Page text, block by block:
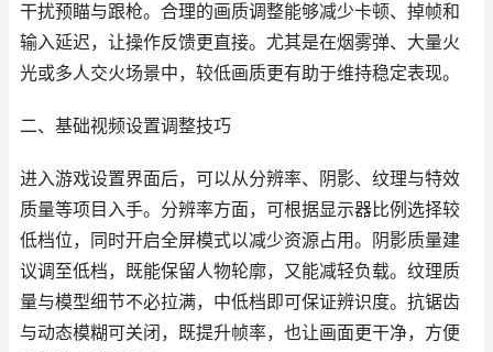
干扰预瞄与跟枪。合理的画质调整能够减少卡顿、掉帧和
输入延迟，让操作反馈更直接。尤其是在烟雾弹、大量火
光或多人交火场景中，较低画质更有助于维持稳定表现。
二、基础视频设置调整技巧
进入游戏设置界面后，可以从分辨率、阴影、纹理与特效
质量等项目入手。分辨率方面，可根据显示器比例选择较
低档位，同时开启全屏模式以减少资源占用。阴影质量建
议调至低档，既能保留人物轮廓，又能减轻负载。纹理质
量与模型细节不必拉满，中低档即可保证辨识度。抗锯齿
与动态模糊可关闭，既提升帧率，也让画面更干净，方便